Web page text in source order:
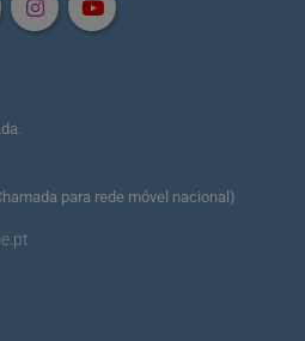
para rede móvel nacional)